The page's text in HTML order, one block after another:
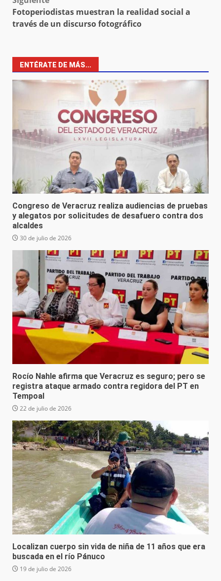
Fotoperiodistas muestran la realidad social a
través de un discurso fotográfico
ENTÉRATE DE MÁS...
Congreso de Veracruz realiza audiencias de pruebas
y alegatos por solicitudes de desafuero contra dos
alcaldes
30 de julio de 2026
Rocío Nahle afirma que Veracruz es seguro; pero se
registra ataque armado contra regidora del PT en
Tempoal
22 de julio de 2026
Localizan cuerpo sin vida de niña de 11 años que era
buscada en el río Pánuco
19 de julio de 2026